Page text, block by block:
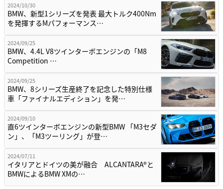
2024/10/30
BMW、新型1シリーズを発表 最大トルク400Nm
を発揮するMパフォーマンス…
2024/09/25
BMW、4.4L V8ツインターボエンジンの「M8
Competition …
2024/09/25
BMW、8シリーズ生産終了を記念した特別仕様
車「ファイナルエディション」を発…
2024/09/10
直6ツインターボエンジンの新型BMW 「M3セダ
ン」、「M3ツーリング」が登…
2024/07/11
イタリアとドイツの美が融合 ALCANTARA®と
BMWによるBMW XMの…